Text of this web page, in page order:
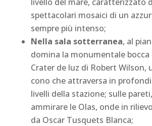
spettacolari mosaici di un
sempre più intenso;
Nella sala sotterranea, al
domina la monumentale bocca
Crater de luz di Robert Wilson,
cono che attraversa in
livelli della stazione; sulle
ammirare le Olas, onde in
da Oscar Tusquets Blanca;